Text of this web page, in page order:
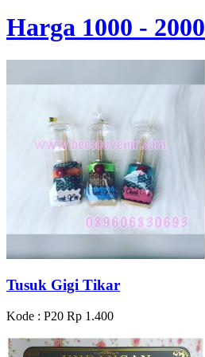
Harga 1000 - 2000
Tusuk Gigi Tikar
Kode : P20 Rp 1.400